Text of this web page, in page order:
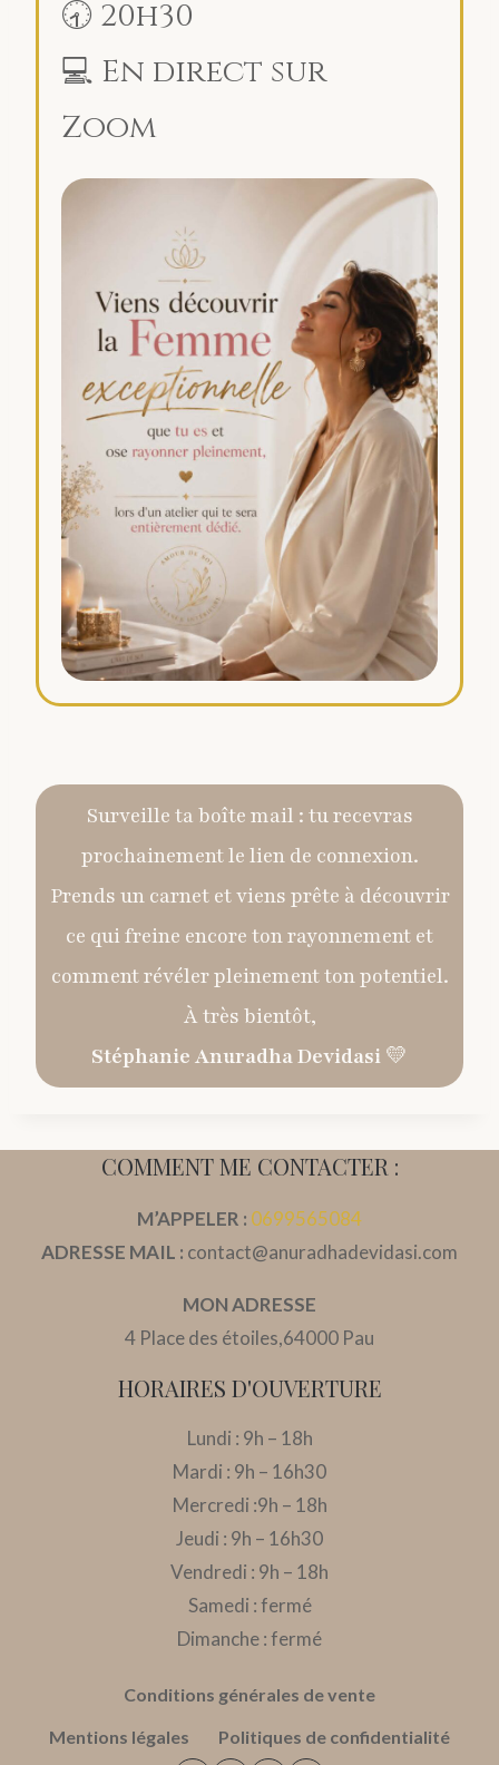
🕣 20h30
💻 En direct sur
Zoom
Surveille ta boîte mail : tu recevras
prochainement le lien de connexion.
Prends un carnet et viens prête à découvrir
ce qui freine encore ton rayonnement et
comment révéler pleinement ton potentiel.
À très bientôt,
Stéphanie Anuradha Devidasi 💛
COMMENT ME CONTACTER :
M’APPELER : 0699565084
ADRESSE MAIL : contact@anuradhadevidasi.com
MON ADRESSE
4 Place des étoiles,64000 Pau
HORAIRES D'OUVERTURE
Lundi : 9h – 18h
Mardi : 9h – 16h30
Mercredi :9h – 18h
Jeudi : 9h – 16h30
Vendredi : 9h – 18h
Samedi : fermé
Dimanche : fermé
Conditions générales de vente
Mentions légales
Politiques de confidentialité